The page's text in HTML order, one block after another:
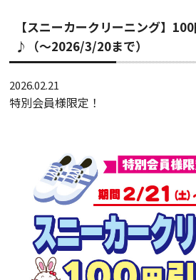
【スニーカークリーニング】
♪（～2026/3/20まで）
2026.02.21
特別会員様限定！